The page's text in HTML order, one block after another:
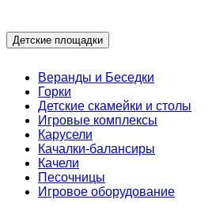
Детские площадки
Веранды и Беседки
Горки
Детские скамейки и столы
Игровые комплексы
Карусели
Качалки-балансиры
Качели
Песочницы
Игровое оборудование